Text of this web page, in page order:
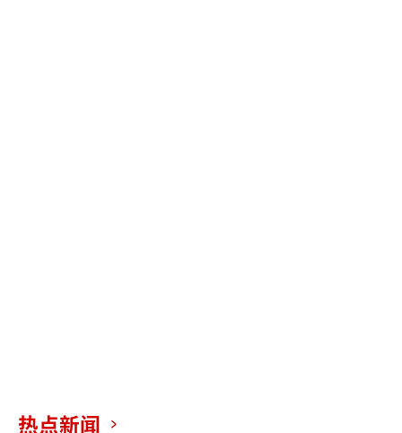
制球拍刻有“K▪R”情侣缩写，延续张继科早
热点新闻